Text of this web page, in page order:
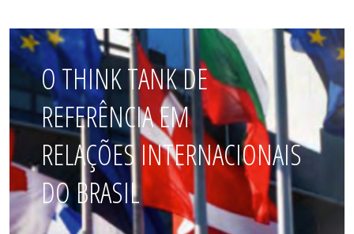
O THINK TANK DE
REFERÊNCIA EM
RELAÇÕES INTERNACIONAIS
DO BRASIL